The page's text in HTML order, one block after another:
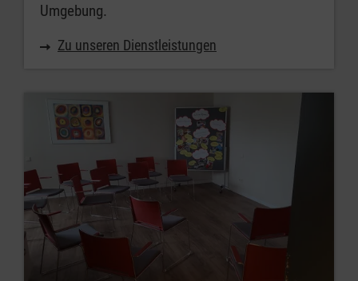
Umgebung.
Zu unseren Dienstleistungen